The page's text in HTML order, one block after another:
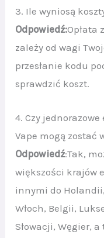
3. Ile wyniosą
Odpowiedź:Opłata
zależy od wagi
przesłanie kodu
sprawdzić koszt.
4. Czy
Vape mogą zostać
Odpowiedź:Tak,
większości krajów
innymi do
Włoch, Belgii,
Słowacji, Węgier,